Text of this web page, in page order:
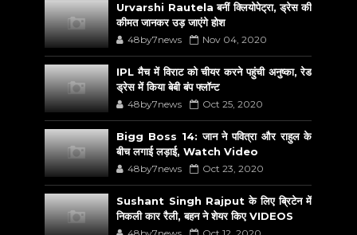
Urvarshi Rautela बनीं क्लियोपेट्रा, ड्रेस की
कीमत जानकर उड़ जाएंगे होश
48by7news Nov 04, 2020
IPL मैच में विराट को चीयर करने पहुंची अनुष्का, रेड
ड्रेस में किया बेबी बंप फ्लॉन्ट
48by7news Oct 25, 2020
Bigg Boss 14: जान ने पवित्रा और राहुल के
बीच लगाई लड़ाई, Watch Video
48by7news Oct 23, 2020
Sushant Singh Rajput के लिए ब्रिटेन में
निकली कार रैली, बहन ने शेयर किए VIDEOS